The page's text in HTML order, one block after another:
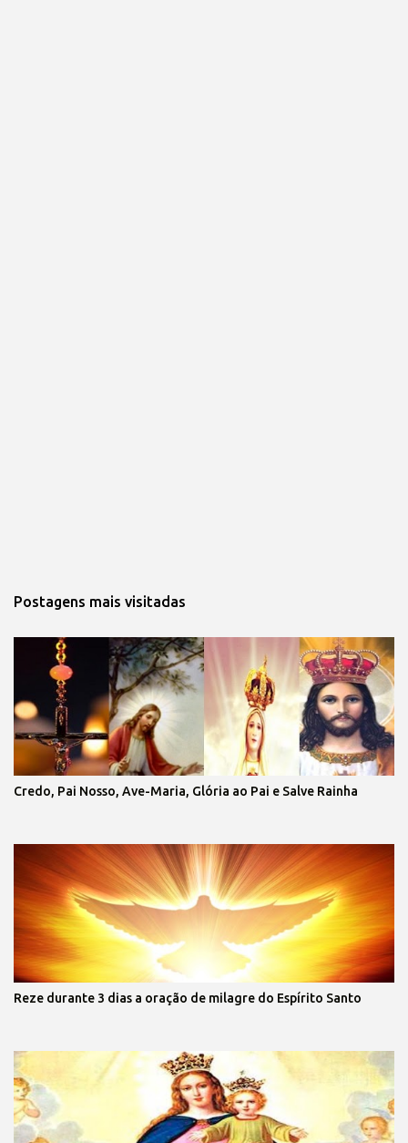
Postagens mais visitadas
Credo, Pai Nosso, Ave-Maria, Glória ao Pai e Salve Rainha
Reze durante 3 dias a oração de milagre do Espírito Santo